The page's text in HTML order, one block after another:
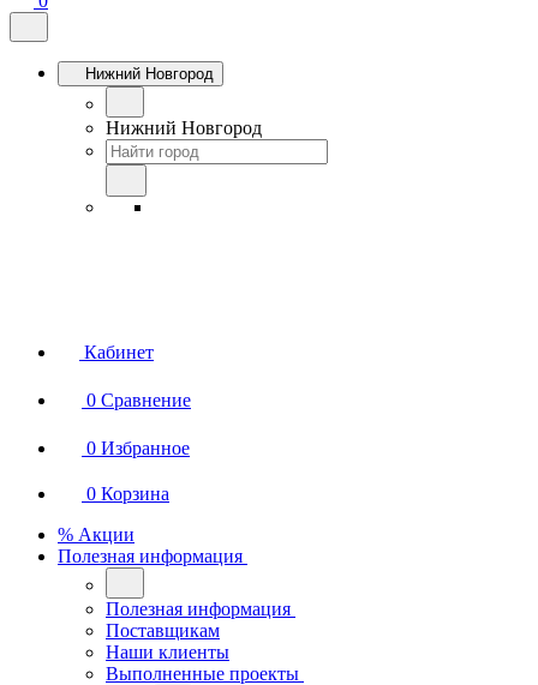
Нижний Новгород
Нижний Новгород
Кабинет
0 Сравнение
0 Избранное
0 Корзина
% Акции
Полезная информация
Полезная информация
Поставщикам
Наши клиенты
Выполненные проекты